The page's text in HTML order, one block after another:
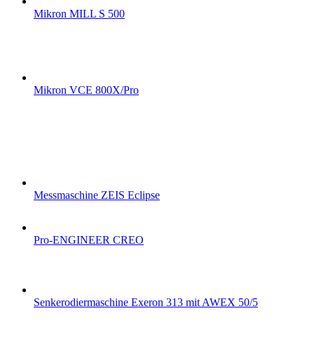
Mikron MILL S 500
Mikron VCE 800X/Pro
Messmaschine ZEIS Eclipse
Pro-ENGINEER CREO
Senkerodiermaschine Exeron 313 mit AWEX 50/5